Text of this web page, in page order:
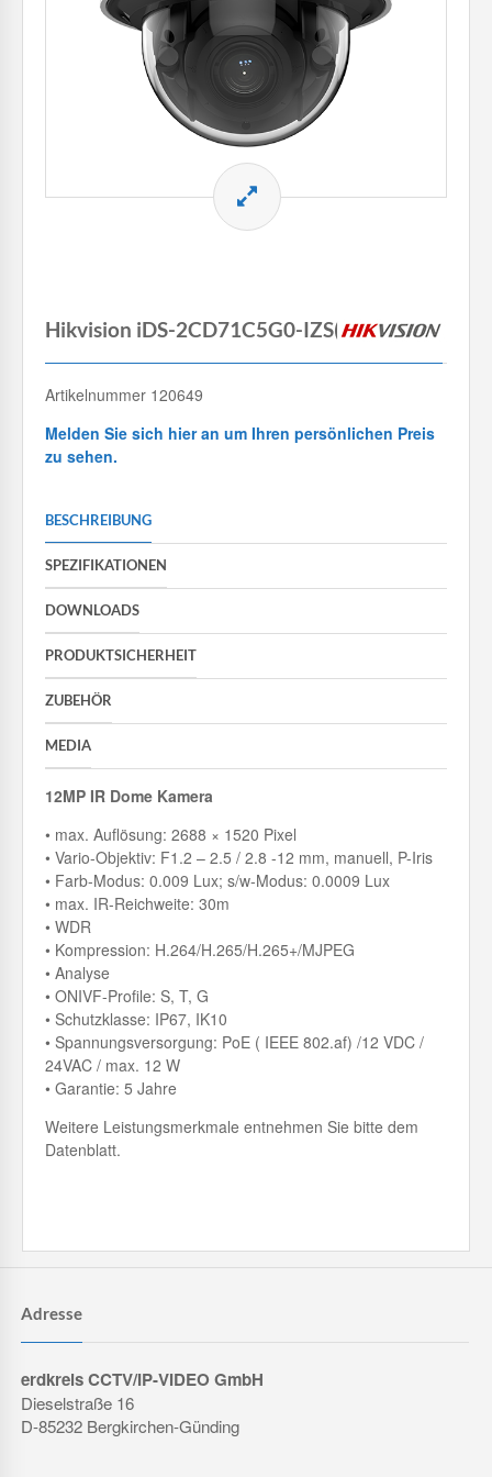
Hikvision iDS-2CD71C5G0-IZS(2.8-12mm)
Artikelnummer 120649
Melden Sie sich hier an um Ihren persönlichen Preis
zu sehen.
BESCHREIBUNG
SPEZIFIKATIONEN
DOWNLOADS
PRODUKTSICHERHEIT
ZUBEHÖR
MEDIA
12MP IR Dome Kamera
• max. Auflösung: 2688 × 1520 Pixel
• Vario-Objektiv: F1.2 – 2.5 / 2.8 -12 mm, manuell, P-Iris
• Farb-Modus: 0.009 Lux; s/w-Modus: 0.0009 Lux
• max. IR-Reichweite: 30m
• WDR
• Kompression: H.264/H.265/H.265+/MJPEG
• Analyse
• ONIVF-Profile: S, T, G
• Schutzklasse: IP67, IK10
• Spannungsversorgung: PoE ( IEEE 802.af) /12 VDC /
24VAC / max. 12 W
• Garantie: 5 Jahre
Weitere Leistungsmerkmale entnehmen Sie bitte dem
Datenblatt.
Adresse
erdkreis CCTV/IP-VIDEO GmbH
Dieselstraße 16
D-85232 Bergkirchen-Günding